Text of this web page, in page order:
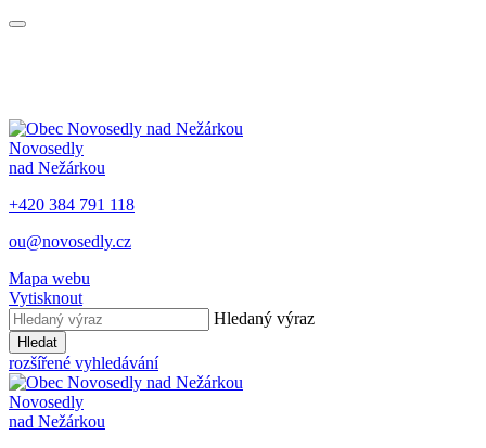
Novosedly
nad Nežárkou
+420 384 791 118
ou@novosedly.cz
Mapa webu
Vytisknout
Hledaný výraz
Hledat
rozšířené vyhledávání
Novosedly
nad Nežárkou